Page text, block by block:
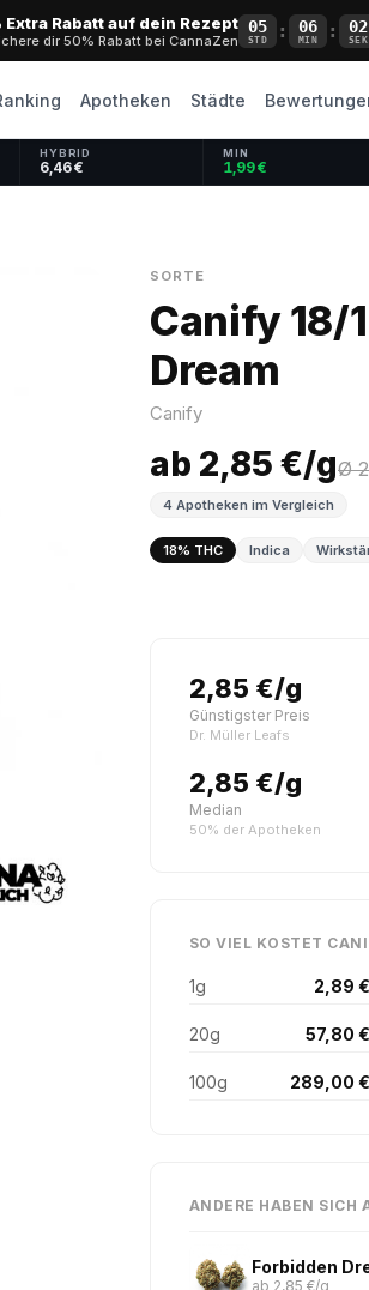
Extra Rabatt auf dein Rezept
dir 50% Rabatt bei CannaZen
05
STD : 06
MIN : 01
SEK
Apotheken Städte
HYBRID
6,46 €
MIN
1,99 €
SORTE
Canify 18/
Dream
Canify
ab 2,85 €/gØ
4 Apotheken im Vergleich
18% THC Indica
2,85 €/g
Günstigster Preis
Dr. Müller Leafs
2,85 €/g
Median
50% der Apotheken
SO VIEL KOSTET
1g 2,89 €
20g 57,80 €
100g 289,00 €
ANDERE HABEN SICH
Forbidden
ab 2,85 €/g